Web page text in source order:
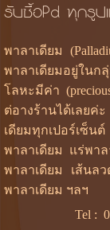
รับซื้อPd ทุกรูป
พาลาเดียม
พาลาเดียมอยู่ในก
โลหะมีค่า
ต่อางร้านได้เลย
เดียมทุกเปอร์เซ็น
พาลาเดียม แร่พา
พาลาเดียม เส้นล
พาลาเดียม ฯลฯ
Tel :